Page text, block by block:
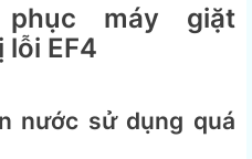
máy giặt
EF4
nước sử dụng quá